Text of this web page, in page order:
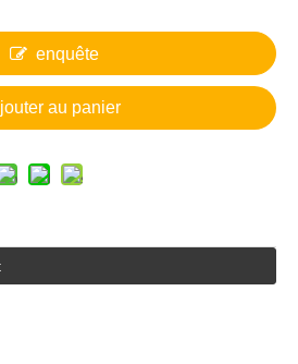
enquête
au panier